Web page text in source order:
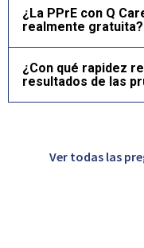
¿La PPrE con Q
realmente gratuita?
¿Con qué rapidez
resultados de las
Ver todas las